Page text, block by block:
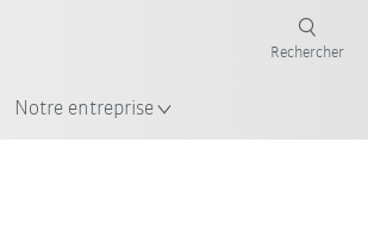
Notre entreprise
Rechercher